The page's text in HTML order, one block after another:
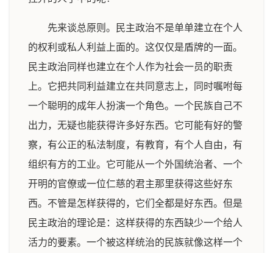
先来谈总原则。民主政治不是单单建立在个人
的权利或私人利益上面的。这仅仅是盾牌的一面。
民主政治同样也建立在个人作为社会一员的职责
上。它把共同利益建立在共同意志上，同时嘱咐每
一个聪明的成年人扮演一个角色。一个民族自己不
出力，无疑也能获得许多好东西。它可能有好的警
察，有公正的私法制度，有教育，有个人自由，有
组织有方的工业。它可能从一个外国统治者、一个
开明的官僚或一位仁慈的君主那里获得这些好东
西。不管是怎样获得的，它们全都是好东西。但是
民主政治的理论是：这样获得的东西缺少一个给人
活力的要素。一个被这样统治的民族就像这样一个